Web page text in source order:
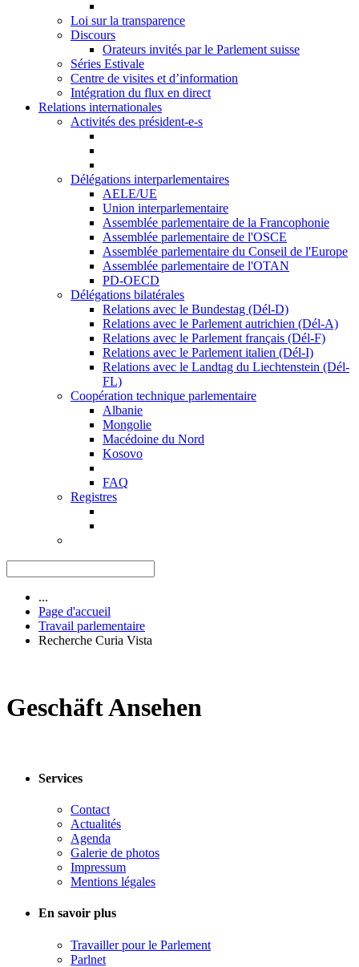
Loi sur la transparence
Discours
Orateurs invités par le Parlement suisse
Séries Estivale
Centre de visites et d’information
Intégration du flux en direct
Relations internationales
Activités des président-e-s
Délégations interparlementaires
AELE/UE
Union interparlementaire
Assemblée parlementaire de la Francophonie
Assemblée parlementaire de l'OSCE
Assemblée parlementaire du Conseil de l'Europe
Assemblée parlementaire de l'OTAN
PD-OECD
Délégations bilatérales
Relations avec le Bundestag (Dél-D)
Relations avec le Parlement autrichien (Dél-A)
Relations avec le Parlement français (Dél-F)
Relations avec le Parlement italien (Dél-I)
Relations avec le Landtag du Liechtenstein (Dél-
FL)
Coopération technique parlementaire
Albanie
Mongolie
Macédoine du Nord
Kosovo
FAQ
Registres
...
Page d'accueil
Travail parlementaire
Recherche Curia Vista
Geschäft Ansehen
Services
Contact
Actualités
Agenda
Galerie de photos
Impressum
Mentions légales
En savoir plus
Travailler pour le Parlement
Parlnet